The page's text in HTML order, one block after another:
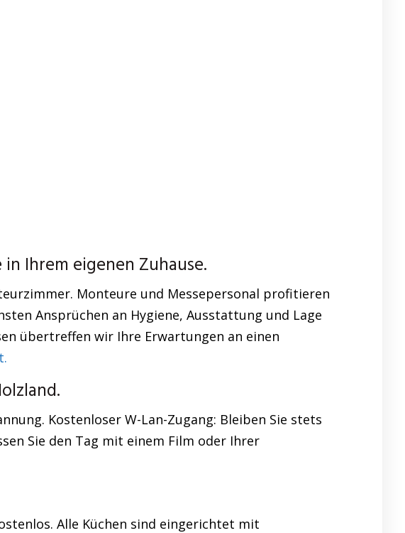
Ihrem eigenen Zuhause.
Monteure und Messepersonal profitieren
Ansprüchen an Hygiene, Ausstattung und Lage
übertreffen wir Ihre Erwartungen an einen
Kostenloser W-Lan-Zugang: Bleiben Sie stets
Sie den Tag mit einem Film oder Ihrer
Alle Küchen sind eingerichtet mit